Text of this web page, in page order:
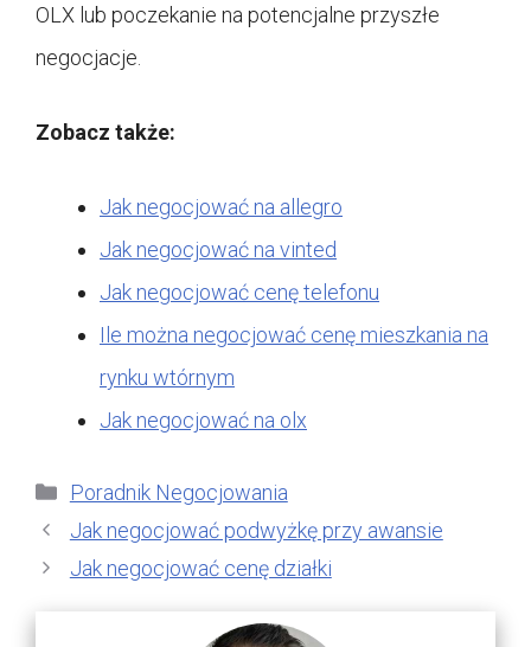
OLX lub poczekanie na potencjalne przyszłe
negocjacje.
Zobacz także:
Jak negocjować na allegro
Jak negocjować na vinted
Jak negocjować cenę telefonu
Ile można negocjować cenę mieszkania na
rynku wtórnym
Jak negocjować na olx
Kategorie
Poradnik Negocjowania
Jak negocjować podwyżkę przy awansie
Jak negocjować cenę działki